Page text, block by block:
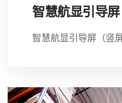
智慧航显引导屏
智慧航显引导屏（竖屏